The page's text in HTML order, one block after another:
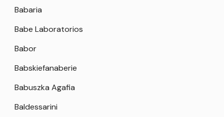
Babaria
Babe Laboratorios
Babor
Babskiefanaberie
Babuszka Agafia
Baldessarini